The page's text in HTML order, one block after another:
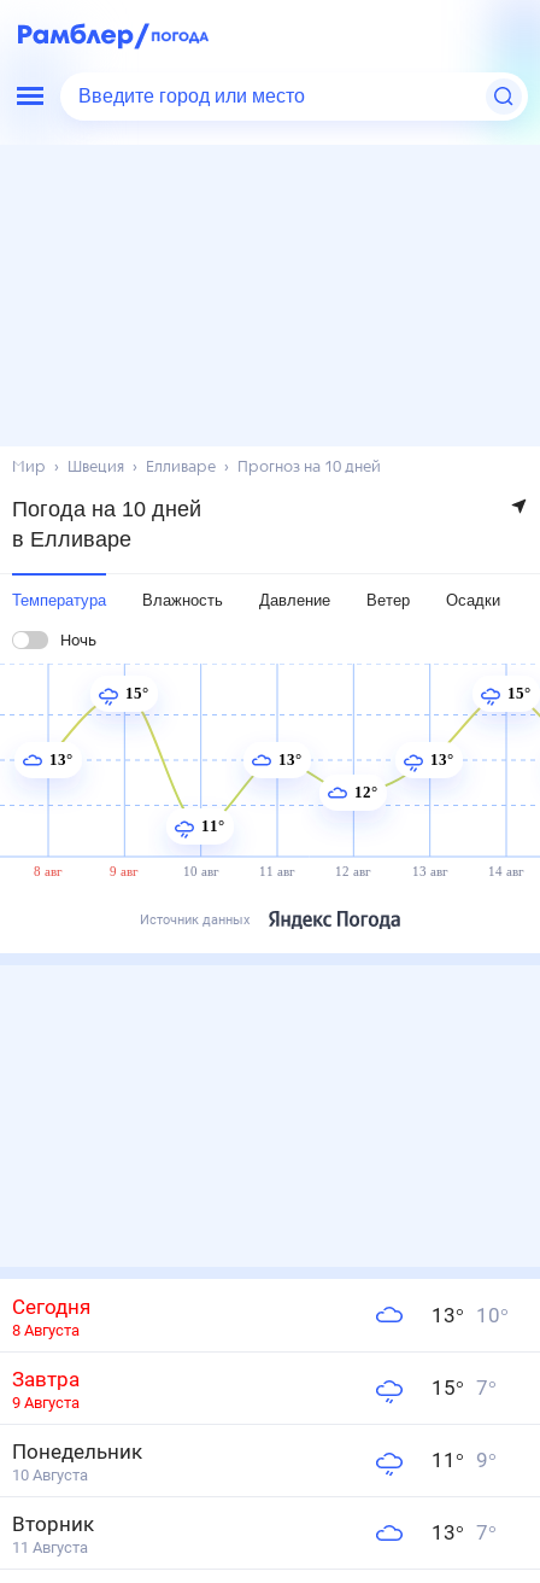
Введите город или место
Мир Швеция Елливаре Прогноз на 10 дней
Погода на 10 дней
в Елливаре
Температура Влажность Давление Ветер Осадки
Ночь
8 авг 9 авг 10 авг 11 авг 12 авг 13 авг 14 авг
13°
15°
11°
13°
12°
13°
15°
Источник данных
Сегодня
8 Августа
13° 10°
Завтра
9 Августа
15° 7°
Понедельник
10 Августа
11 ° 9°
Вторник
11 Августа
13° 7°